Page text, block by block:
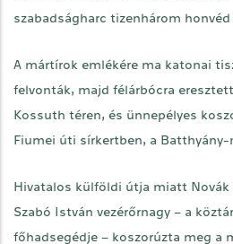
szabadságharc tizenhárom
A mártírok emlékére ma katonai
felvonták, majd félárbócra
Kossuth téren, és ünnepélyes
Fiumei úti sírkertben, a Batthyány-
Hivatalos külföldi útja miatt Novák
Szabó István vezérőrnagy – a
főhadsegédje – koszorúzta meg a